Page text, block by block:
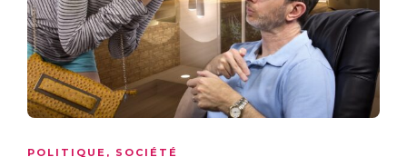
POLITIQUE , SOCIÉTÉ